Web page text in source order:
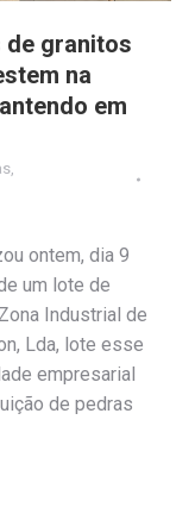
de granitos
na
em
,
ontem, dia 9
um lote de
Industrial de
Lda, lote esse
empresarial
de pedras